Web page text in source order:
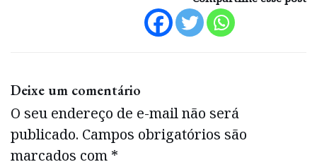
Deixe um comentário
O seu endereço de e-mail não será
publicado. Campos obrigatórios são
marcados com *